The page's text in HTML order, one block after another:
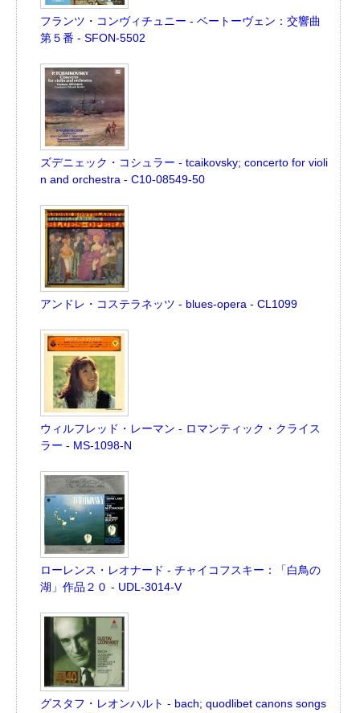
フランツ・コンヴィチュニー - ベートーヴェン：交響曲
第５番 - SFON-5502
ズデニェック・コシュラー - tcaikovsky; concerto for violi
n and orchestra - C10-08549-50
アンドレ・コステラネッツ - blues-opera - CL1099
ウィルフレッド・レーマン - ロマンティック・クライス
ラー - MS-1098-N
ローレンス・レオナード - チャイコフスキー：「白鳥の
湖」作品２０ - UDL-3014-V
グスタフ・レオンハルト - bach; quodlibet canons songs